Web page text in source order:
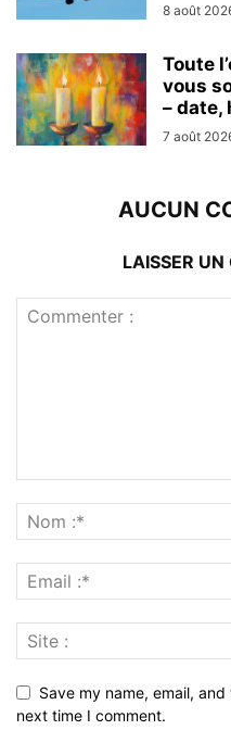
8 août
Toute
vous
– date,
7 août
AUCUN
LAISSER
Save my name, email,
next time I comment.